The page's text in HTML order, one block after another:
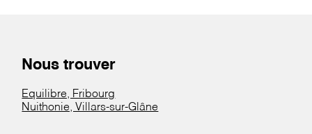
Nous trouver
Equilibre, Fribourg
Nuithonie, Villars-sur-Glâne